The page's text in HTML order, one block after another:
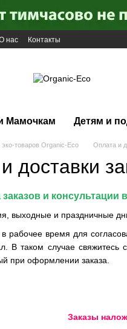
нас Контакты
Мамочкам Детям и
товаров Organic-Eco Оплата и
доставки
заказов и
выходные и праздничные
рабочее время для
таком случае свяжитесь
при оформлении заказа.
Заказы